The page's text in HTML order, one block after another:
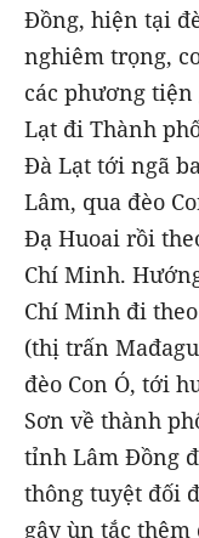
Đồng, hiện tại
nghiêm trọng,
các phương
Lạt đi Thành
Đà Lạt tới ngã
Lâm, qua đèo
Đạ Huoai rồi
Chí Minh.
Chí Minh đi
(thị trấn
đèo Con Ó, tới
Sơn về thành
tỉnh Lâm Đồng
thông tuyệt đối
gây ùn tắc thêm